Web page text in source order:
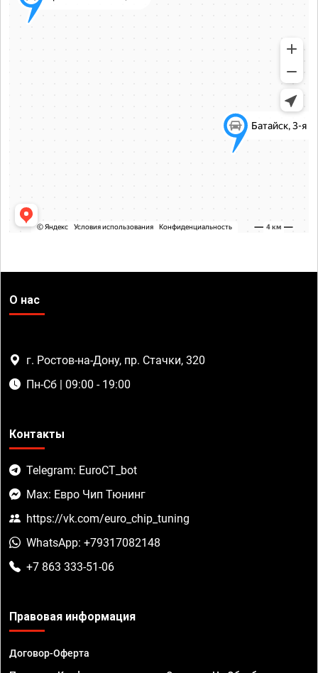
О нас
г. Ростов-на-Дону, пр. Стачки, 320
Пн-Сб | 09:00 - 19:00
Контакты
Telegram: EuroCT_bot
Max: Евро Чип Тюнинг
https://vk.com/euro_chip_tuning
WhatsApp: +79317082148
+7 863 333-51-06
Правовая информация
Договор-Оферта